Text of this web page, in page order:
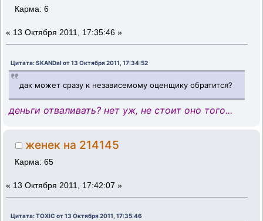
Карма: 6
« 13 Октября 2011, 17:35:46 »
Цитата: SKANDal от 13 Октября 2011, 17:34:52
дак может сразу к независемому оценщику обратится?
деньги отваливать? нет уж, не стоит оно того...
женек на 214145
Карма: 65
« 13 Октября 2011, 17:42:07 »
Цитата: TOXIC от 13 Октября 2011, 17:35:46